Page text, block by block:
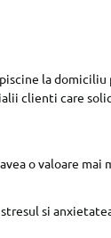
la
clienti care
o valoare
si